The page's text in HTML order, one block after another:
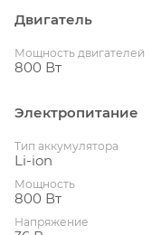
Двигатель
Мощность двигателей
800 Вт
Электропитание
Тип аккумулятора
Li-ion
Мощность
800 Вт
Напряжение